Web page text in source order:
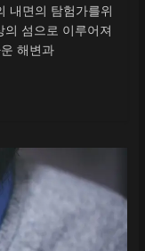
내면의 탐험가를위
섬으로 이루어져
해변과